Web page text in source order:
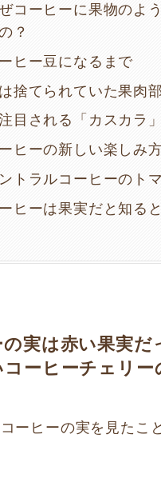
コーヒーに果物のよ
？
ヒー豆になるまで
捨てられていた果肉
目される「カスカラ
ヒーの新しい楽しみ
トラルコーヒーのト
ヒーは果実だと知る
の実は赤い果実だ
ーヒーチェリー
ーヒーの実を見たこ